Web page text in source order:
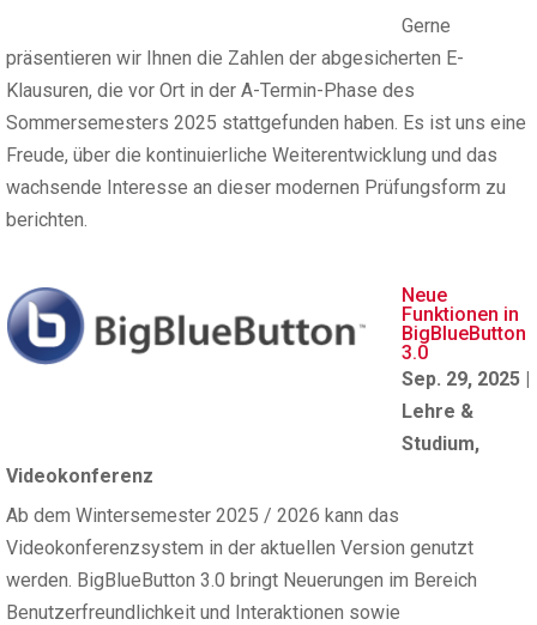
Gerne
präsentieren wir Ihnen die Zahlen der abgesicherten E-
Klausuren, die vor Ort in der A-Termin-Phase des
Sommersemesters 2025 stattgefunden haben. Es ist uns eine
Freude, über die kontinuierliche Weiterentwicklung und das
wachsende Interesse an dieser modernen Prüfungsform zu
berichten.
Neue
Funktionen in
BigBlueButton
3.0
Sep. 29, 2025 |
Lehre &
Studium,
Videokonferenz
Ab dem Wintersemester 2025 / 2026 kann das
Videokonferenzsystem in der aktuellen Version genutzt
werden. BigBlueButton 3.0 bringt Neuerungen im Bereich
Benutzerfreundlichkeit und Interaktionen sowie